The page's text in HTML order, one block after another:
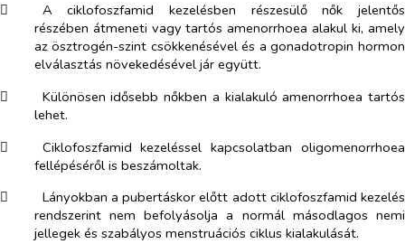
​
A ciklofoszfamid kezelésben részesülő nők jelentős
részében átmeneti vagy tartós amenorrhoea alakul ki, amely
az ösztrogén-szint csökkenésével és a gonadotropin hormon
elválasztás növekedésével jár együtt.
​
Különösen idősebb nőkben a kialakuló amenorrhoea tartós
lehet.
​
Ciklofoszfamid kezeléssel kapcsolatban oligomenorrhoea
fellépéséről is beszámoltak.
​
Lányokban a pubertáskor előtt adott ciklofoszfamid kezelés
rendszerint nem befolyásolja a normál másodlagos nemi
jellegek és szabályos menstruációs ciklus kialakulását.